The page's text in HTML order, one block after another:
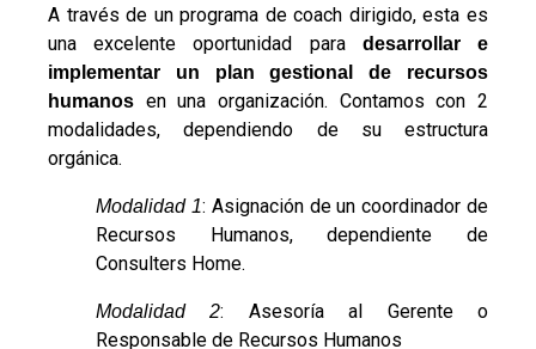
A través de un programa de coach dirigido, esta es
una excelente oportunidad para desarrollar e
implementar un plan gestional de recursos
humanos en una organización. Contamos con 2
modalidades, dependiendo de su estructura
orgánica.
Modalidad 1: Asignación de un coordinador de
Recursos Humanos, dependiente de
Consulters Home.
Modalidad 2: Asesoría al Gerente o
Responsable de Recursos Humanos